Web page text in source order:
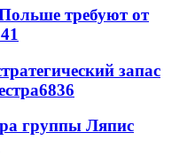
требуют от
запас
6836
группы Ляпис